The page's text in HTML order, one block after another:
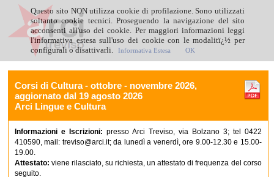
Corsi di Cultura - ottobre - novembre 2026,
aggiornato dal 19 agosto 2026
Arci Lingue e Cultura
Informazioni e Iscrizioni: presso Arci Treviso, via Bolzano 3; tel 0422
410590, mail: treviso@arci.it; da lunedì a venerdì, ore 9.00-12.30 e 15.00-
19.00.
Attestato:viene rilasciato, su richiesta, un attestato di frequenza del corso
seguito.
Questo sito NON utilizza cookie di profilazione. Sono utilizzati
soltanto cookie tecnici. Proseguendo la navigazione del sito
acconsenti all'uso dei cookie. Per maggiori informazioni leggi
l'informativa estesa sull'uso dei cookie con le modalitï¿½ per
configurali o disattivarli.
Informativa Estesa OK